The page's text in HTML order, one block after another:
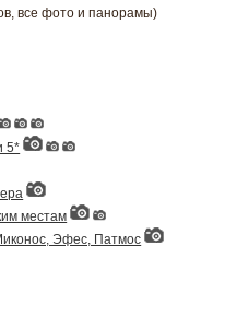
все фото и панорамы)
5*
местам
Эфес, Патмос